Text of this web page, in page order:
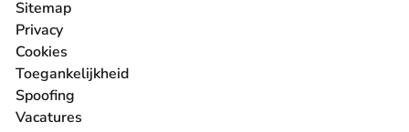
Sitemap
Privacy
Cookies
Toegankelijkheid
Spoofing
Vacatures
- U verlaat Rechtspraak.nl